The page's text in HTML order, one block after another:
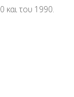
και του 1990.